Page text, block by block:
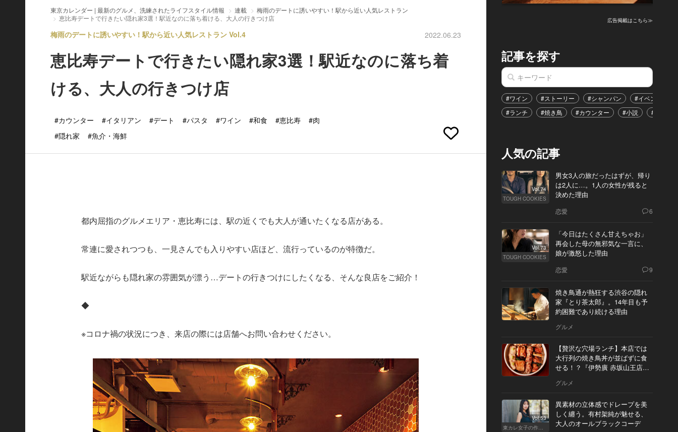
東京カレンダー | 最新のグルメ、洗練されたライフスタイル情報 連載
梅雨のデートに誘いやすい！駅から近い人気レストラン
恵比寿デートで行きたい隠れ家3選！駅近なのに落ち着ける、大人の行きつけ店
梅雨のデートに誘いやすい！駅から近い人気レストラン Vol.4 2022.06.23
恵比寿デートで行きたい隠れ家3選！駅近なのに落ち着
ける、大人の行きつけ店
#カウンター #イタリアン #デート #パスタ #ワイン #和食 #恵比寿
#肉
#隠れ家
#魚介・海鮮
都内屈指のグルメエリア・恵比寿には、駅の近くでも大人が通いたくなる店がある。
常連に愛されつつも、一見さんでも入りやすい店ほど、流行っているのが特徴だ。
駅近ながらも隠れ家の雰囲気が漂う…デートの行きつけにしたくなる、そんな良店をご紹介！
◆
※コロナ禍の状況につき、来店の際には店舗へお問い合わせください。
広告掲載はこちら≫
記事を探す
#ワイン #ストーリー #シャンパン #イベント
#ランチ
#焼き鳥 #カウンター #小説 #恋愛
人気の記事
Vol.74
TOUGH COOKIES
男女3人の旅だったはずが、帰り
は2人に…。1人の女性が残ると
決めた理由
恋愛 6
Vol.73
TOUGH COOKIES
「今日はたくさん甘えちゃお」
再会した母の無邪気な一言に、
娘が激怒した理由
恋愛 9
焼き鳥通が熱狂する渋谷の隠れ
家『とり茶太郎』。14年目も予
約困難であり続ける理由
グルメ
【贅沢な穴場ランチ】本店では
大行列の焼き鳥丼が並ばずに食
せる！？『伊勢廣 赤坂山王店』
グルメ
Vol.53
東カレ女子の作り方
異素材の立体感でドレープを美
しく纏う。有村架純が魅せる、
大人のオールブラックコーデ